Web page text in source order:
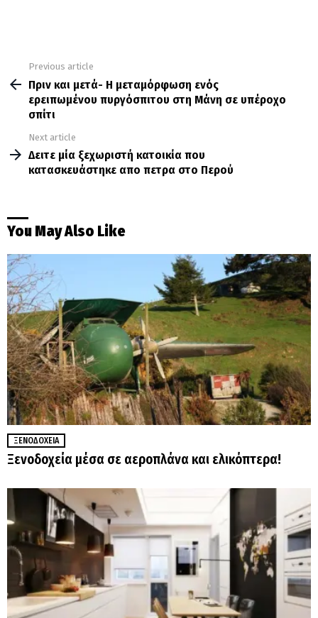
more
Previous article
Πριν και μετά- Η μεταμόρφωση ενός
ερειπωμένου πυργόσπιτου στη Μάνη σε υπέροχο
σπίτι
Next article
Δειτε μία ξεχωριστή κατοικία που
κατασκευάστηκε απο πετρα στο Περού
You May Also Like
ΞΕΝΟΔΟΧΕΊΑ
Ξενοδοχεία μέσα σε αεροπλάνα και ελικόπτερα!